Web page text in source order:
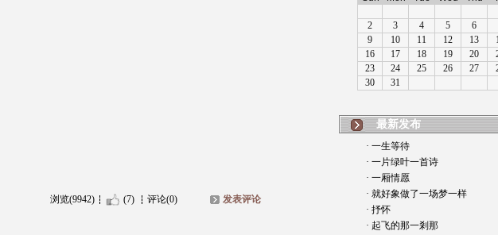
浏览(9942) (7) 评论(0) 发表评论
最新发布
· 一生等待
· 一片绿叶一首诗
· 一厢情愿
· 就好象做了一场梦一样
· 抒怀
· 起飞的那一剎那